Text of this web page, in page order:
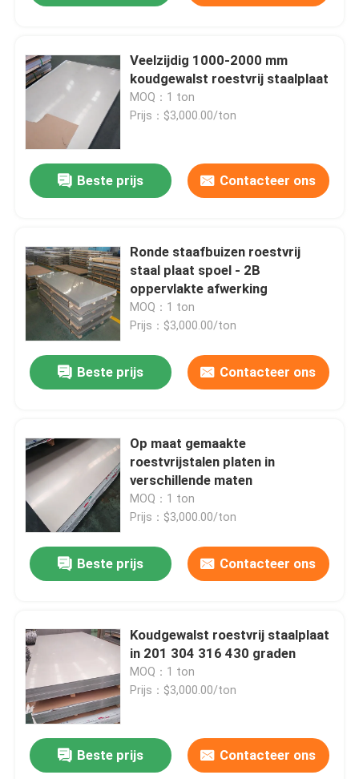
Thuis
Producten
Over ons
Fabrieksreis
Kwaliteitscontrole
nieuws
Alle Gevallen
Vraag een offerte aan
Veelzijdig 1000-2000 mm
koudgewalst roestvrij staalplaat
MOQ：1 ton
Prijs：$3,000.00/ton
Beste prijs Contacteer ons
Ronde staafbuizen roestvrij
staal plaat spoel - 2B
oppervlakte afwerking
MOQ：1 ton
Prijs：$3,000.00/ton
Beste prijs Contacteer ons
Op maat gemaakte
roestvrijstalen platen in
verschillende maten
MOQ：1 ton
Prijs：$3,000.00/ton
Beste prijs Contacteer ons
Koudgewalst roestvrij staalplaat
in 201 304 316 430 graden
MOQ：1 ton
Prijs：$3,000.00/ton
Beste prijs Contacteer ons